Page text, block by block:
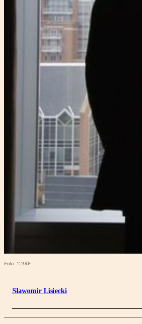
Foto: 123RF
Sławomir Lisiecki